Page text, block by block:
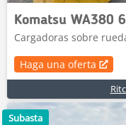
Komatsu WA380 6
Cargadoras sobre
Haga una oferta
Subasta